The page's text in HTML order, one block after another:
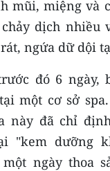
mũi, miệng và
dịch nhiều
ngứa dữ dội
đó 6 ngày,
một cơ sở
này đã chỉ
"kem dưỡng
một ngày thoa